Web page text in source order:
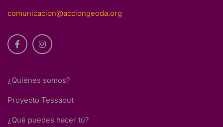
comunicacion@acciongeoda.org
¿Quiénes somos?
Proyecto Tessaout
¿Qué puedes hacer tú?